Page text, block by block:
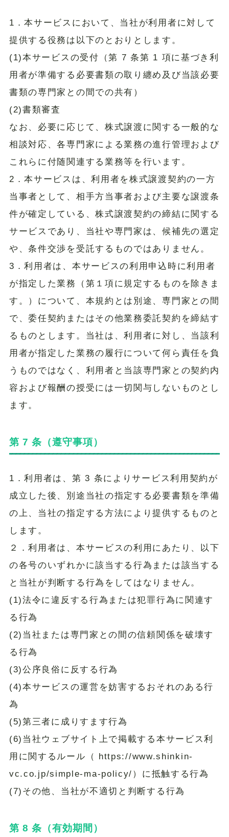
1．本サービスにおいて、当社が利用者に対して
提供する役務は以下のとおりとします。
(1)本サービスの受付（第 7 条第 1 項に基づき利
用者が準備する必要書類の取り纏め及び当該必要
書類の専門家との間での共有）
(2)書類審査
なお、必要に応じて、株式譲渡に関する一般的な
相談対応、各専門家による業務の進行管理および
これらに付随関連する業務等を行います。
2．本サービスは、利用者を株式譲渡契約の一方
当事者として、相手方当事者および主要な譲渡条
件が確定している、株式譲渡契約の締結に関する
サービスであり、当社や専門家は、候補先の選定
や、条件交渉を受託するものではありません。
3．利用者は、本サービスの利用申込時に利用者
が指定した業務（第１項に規定するものを除きま
す。）について、本規約とは別途、専門家との間
で、委任契約またはその他業務委託契約を締結す
るものとします。当社は、利用者に対し、当該利
用者が指定した業務の履行について何ら責任を負
うものではなく、利用者と当該専門家との契約内
容および報酬の授受には一切関与しないものとし
ます。
第 7 条（遵守事項）
1．利用者は、第 3 条によりサービス利用契約が
成立した後、別途当社の指定する必要書類を準備
の上、当社の指定する方法により提供するものと
します。
２．利用者は、本サービスの利用にあたり、以下
の各号のいずれかに該当する行為または該当する
と当社が判断する行為をしてはなりません。
(1)法令に違反する行為または犯罪行為に関連す
る行為
(2)当社または専門家との間の信頼関係を破壊す
る行為
(3)公序良俗に反する行為
(4)本サービスの運営を妨害するおそれのある行
為
(5)第三者に成りすます行為
(6)当社ウェブサイト上で掲載する本サービス利
用に関するルール（ https://www.shinkin-
vc.co.jp/simple-ma-policy/）に抵触する行為
(7)その他、当社が不適切と判断する行為
第 8 条（有効期間）